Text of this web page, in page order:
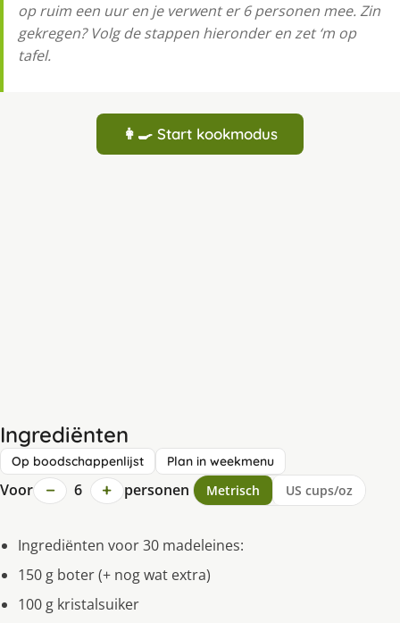
op ruim een uur en je verwent er 6 personen mee. Zin
gekregen? Volg de stappen hieronder en zet ‘m op
tafel.
👩‍🍳 Start kookmodus
Ingrediënten
Op boodschappenlijst Plan in weekmenu
Voor − 6 + personen Metrisch US cups/oz
Ingrediënten voor 30 madeleines:
150 g boter (+ nog wat extra)
100 g kristalsuiker